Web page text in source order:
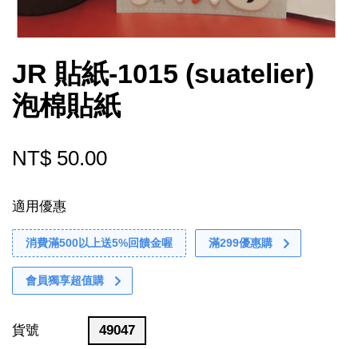
JR 貼紙-1015 (suatelier)
泡棉貼紙
NT$ 50.00
適用優惠
消費滿500以上送5%回饋金喔 滿299優惠購
會員獨享超值購
貨號 49047